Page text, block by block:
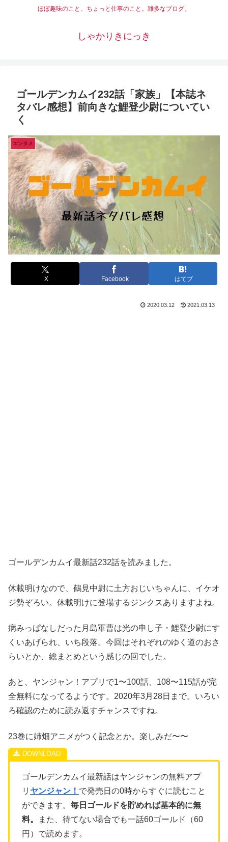
ほぼ趣味のこと、ちょっと仕事のこと。雑多なブログ。
しゃかりきにっき
ゴールデンカムイ232話「家族」【本誌ネ
タバレ感想】前向きな鯉登少尉についてい
く
エンタメ
X Facebook はてブ
2020.03.12 2021.03.13
ゴールデンカムイ最新話232話を読みました。
休載明けなので、鶴見中尉に土方おじいちゃんに、イケオ
ジ勢ぞろい。休載明けに登場するジンクスありますよね。
病みっぱなしだった月島軍曹は光の申し子・鯉登少尉にす
くいあげられ、いち段落。今回はそれぞれのゆく道のおさ
らいとか、総まとめという感じの回でした。
あと、ヤンジャン！アプリで1〜100話、108〜115話が完
全無料になってるようです。2020年3月28日まで。いろい
ろ確認のために読み返すチャンスですね。
23巻に姉畑アニメがつく記念とか。楽しみだ〜〜
ゴールデンカムイ最新話はヤンジャンの無料アプ
リ ヤンジャン！ で発売日の0時からすぐに読むこと
ができます。 毎日ゴールドを貯めれば基本的に無
料。
また、待てない場合でも一話60ゴールド（60
円）で読めます。